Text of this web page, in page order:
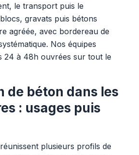
le transport puis le
gravats puis bétons
agréée, avec bordereau de
Nos équipes
24 à 48h ouvrées sur tout le
de béton dans les
: usages puis
plusieurs profils de